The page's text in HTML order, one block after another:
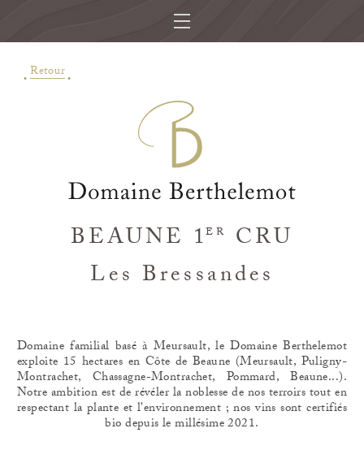
Retour
BEAUNE 1ER
CRU
Les Bressandes
Domaine familial basé à Meursault, le Domaine Berthelemot
exploite 15 hectares en Côte de Beaune (Meursault, Puligny-
Montrachet, Chassagne-Montrachet, Pommard, Beaune...).
Notre ambition est de révéler la noblesse de nos terroirs tout en
respectant la plante et l'environnement ; nos vins sont certifiés
bio depuis le millésime 2021.